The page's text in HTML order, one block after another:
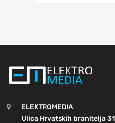
ELEKTROMEDIA
Ulica Hrvatskih branitelja 31